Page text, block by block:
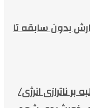
بدون سابقه تا
بر ناترازی‌ انرژی/